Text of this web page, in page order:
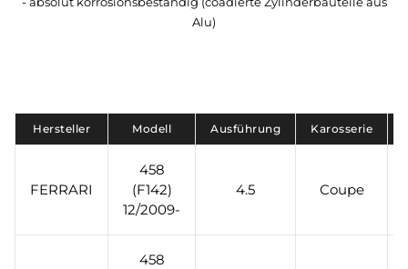
Alu)
Hersteller Modell Ausführung Karosserie
FERRARI
458
(F142)
12/2009-
4.5 Coupe
458